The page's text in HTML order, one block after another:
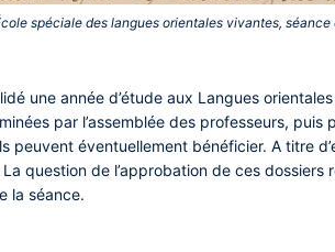
spéciale des langues orientales vivantes,
une année d’étude aux Langues
par l’assemblée des professeurs,
peuvent éventuellement bénéficier. A titre
question de l’approbation de ces
la séance.